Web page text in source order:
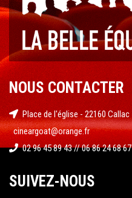
NOUS CONTACTER
Place de l'église - 22160 Callac
cineargoat@orange.fr
02 96 45 89 43 // 06 86 24 68 67
SUIVEZ-NOUS